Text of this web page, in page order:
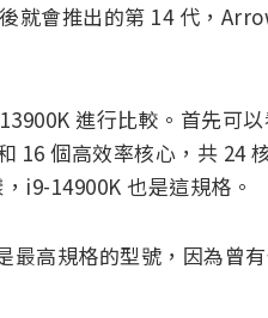
就會推出的第 14 代，
進行比較。首先可
16 個高效率核心，共 24
i9-14900K 也是這規格。
高規格的型號，因為曾